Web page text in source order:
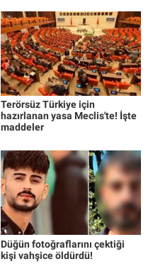
Terörsüz Türkiye için
hazırlanan yasa Meclis'te! İşte
maddeler
Düğün fotoğraflarını çektiği
kişi vahşice öldürdü!